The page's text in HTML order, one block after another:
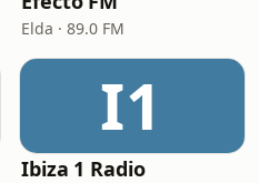
Elda · 89.0 FM
I1
Ibiza 1 Radio